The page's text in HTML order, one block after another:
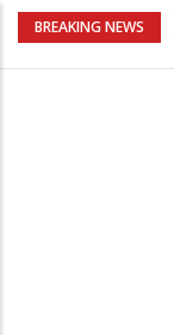
BREAKING NEWS